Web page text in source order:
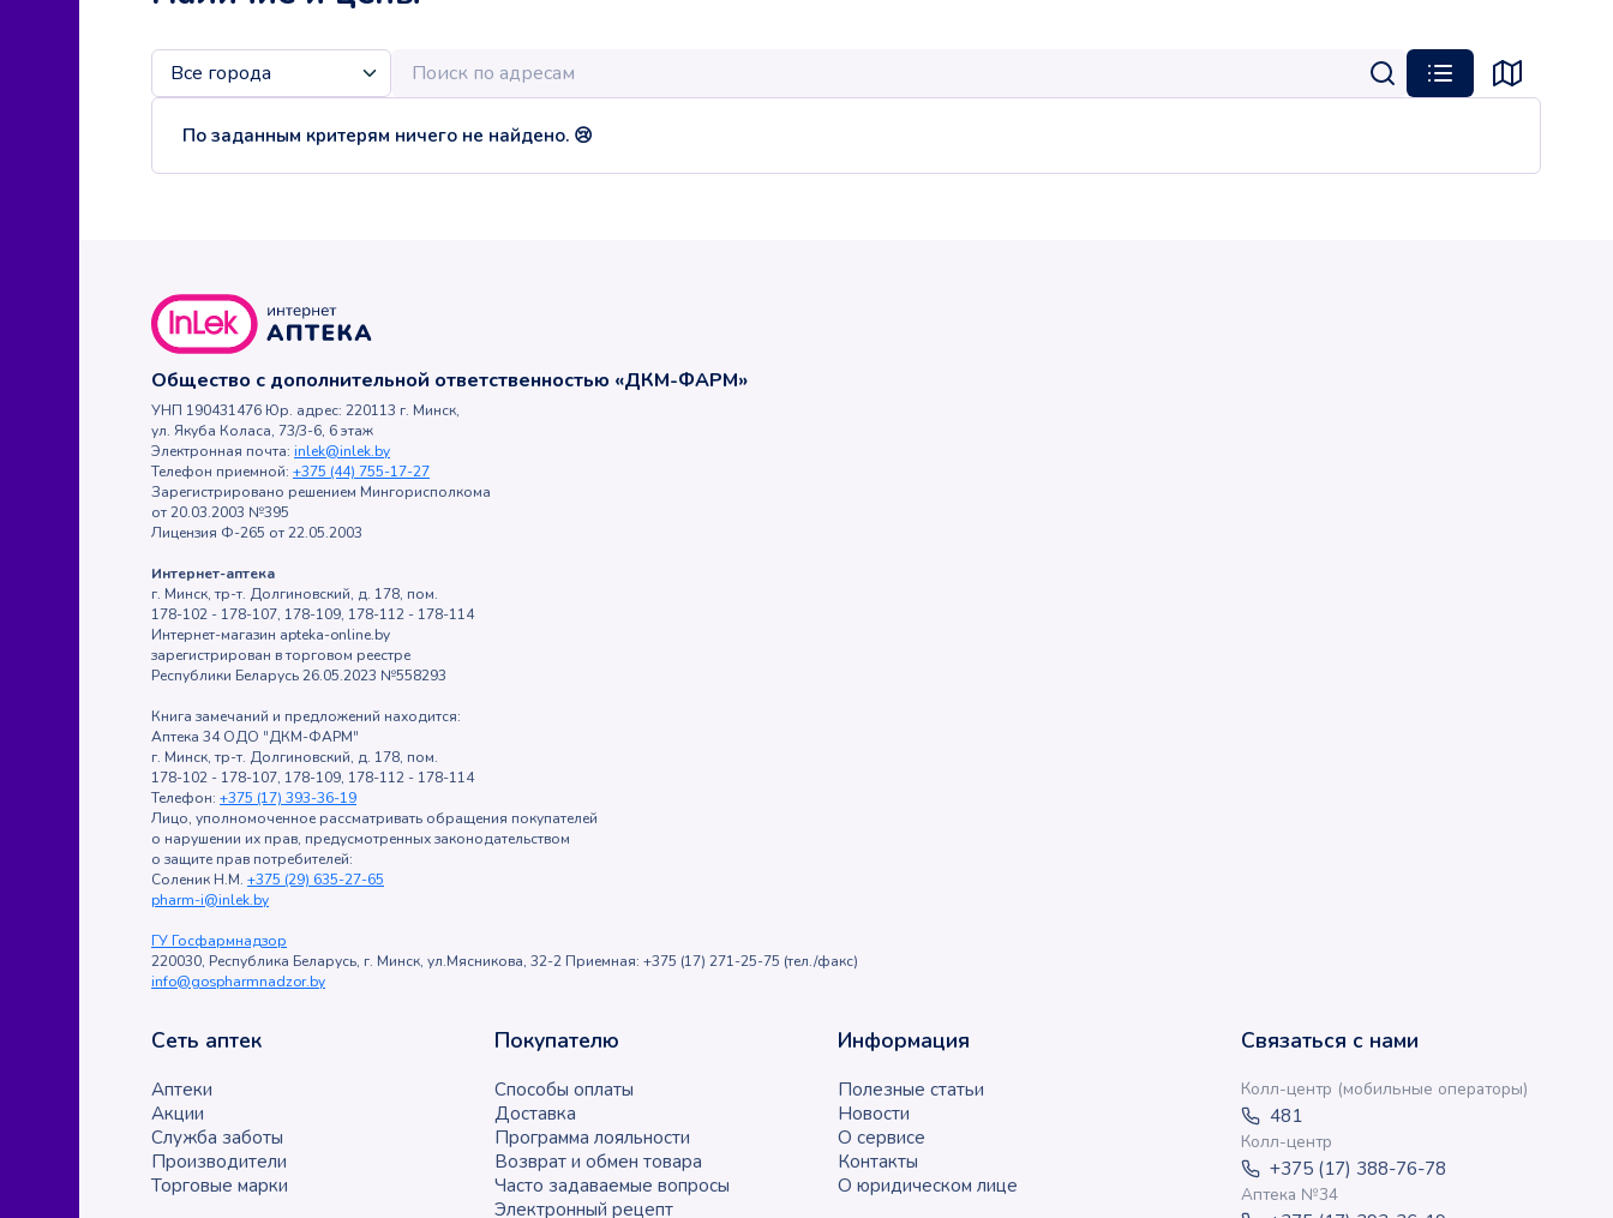
По заданным критерям ничего не найдено. 😢
Общество с дополнительной ответственностью «ДКМ-ФАРМ»
УНП 190431476 Юр. адрес: 220113 г. Минск,
ул. Якуба Коласа, 73/3-6, 6 этаж
Электронная почта: inlek@inlek.by
Телефон приемной: +375 (44) 755-17-27
Зарегистрировано решением Мингорисполкома
от 20.03.2003 №395
Лицензия Ф-265 от 22.05.2003
Интернет-аптека
г. Минск, тр-т. Долгиновский, д. 178, пом.
178-102 - 178-107, 178-109, 178-112 - 178-114
Интернет-магазин apteka-online.by
зарегистрирован в торговом реестре
Республики Беларусь 26.05.2023 №558293
Книга замечаний и предложений находится:
Аптека 34 ОДО "ДКМ-ФАРМ"
г. Минск, тр-т. Долгиновский, д. 178, пом.
178-102 - 178-107, 178-109, 178-112 - 178-114
Телефон: +375 (17) 393-36-19
Лицо, уполномоченное рассматривать обращения покупателей
о нарушении их прав, предусмотренных законодательством
о защите прав потребителей:
Соленик Н.М. +375 (29) 635-27-65
pharm-i@inlek.by
ГУ Госфармнадзор
220030, Республика Беларусь, г. Минск, ул.Мясникова, 32-2 Приемная: +375 (17) 271-25-75 (тел./факс)
info@gospharmnadzor.by
Сеть аптек
Аптеки
Акции
Служба заботы
Производители
Торговые марки
Покупателю
Способы оплаты
Доставка
Программа лояльности
Возврат и обмен товара
Часто задаваемые вопросы
Электронный рецепт
Информация
Полезные статьи
Новости
О сервисе
Контакты
О юридическом лице
Связаться с нами
Колл-центр (мобильные операторы)
481
Колл-центр
+375 (17) 388-76-78
Аптека №34